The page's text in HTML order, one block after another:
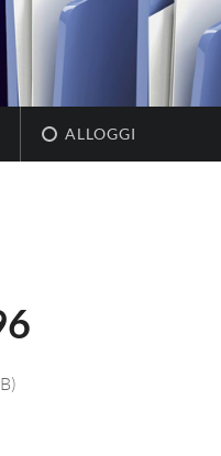
ALLOGGI